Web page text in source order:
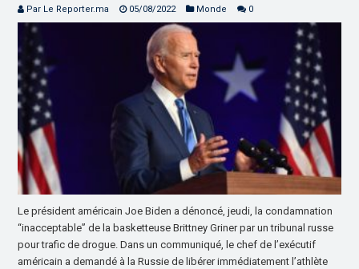
Par Le Reporter.ma 05/08/2022 Monde 0
Le président américain Joe Biden a dénoncé, jeudi, la condamnation
“inacceptable” de la basketteuse Brittney Griner par un tribunal russe
pour trafic de drogue. Dans un communiqué, le chef de l’exécutif
américain a demandé à la Russie de libérer immédiatement l’athlète